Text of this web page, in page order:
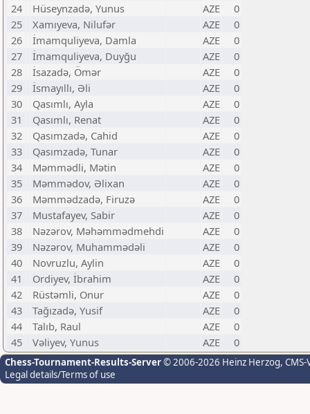
24
Hüseynzadə, Yunus AZE
0
25
Xamıyeva, Nilufər AZE
0
26
İmamquliyeva, Damla AZE
0
27
İmamquliyeva, Duyğu AZE
0
28
İsazadə, Ömər AZE
0
29
İsmayıllı, Əli AZE
0
30
Qasımlı, Ayla AZE
0
31
Qasımlı, Renat AZE
0
32
Qasımzadə, Cahid AZE
0
33
Qasımzadə, Tunar AZE
0
34
Məmmədli, Mətin AZE
0
35
Məmmədov, Əlixan AZE
0
36
Məmmədzadə, Firuzə AZE
0
37
Mustafayev, Sabir AZE
0
38
Nəzərov, Məhəmmədmehdi AZE
0
39
Nəzərov, Muhammədəli AZE
0
40
Novruzlu, Aylin AZE
0
41
Ordiyev, İbrahim AZE
0
42
Rüstəmli, Onur AZE
0
43
Tağızadə, Yusif AZE
0
44
Talıb, Raul AZE
0
45
Vəliyev, Yunus AZE 0
Chess-Tournament-Results-Server© 2006-2026 Heinz Herzog,
Legal details/Terms of use